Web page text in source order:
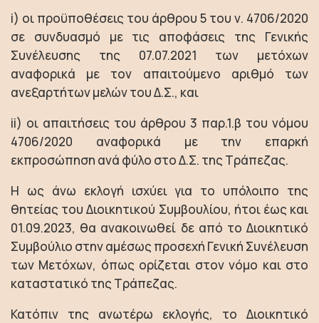
i) οι προϋποθέσεις του άρθρου 5 του ν. 4706/2020
σε συνδυασμό με τις αποφάσεις της Γενικής
Συνέλευσης της 07.07.2021 των μετόχων
αναφορικά με τον απαιτούμενο αριθμό των
ανεξαρτήτων μελών του Δ.Σ., και
ii) οι απαιτήσεις του άρθρου 3 παρ.1.β του νόμου
4706/2020 αναφορικά με την επαρκή
εκπροσώπηση ανά φύλο στο Δ.Σ. της Τράπεζας.
Η ως άνω εκλογή ισχύει για το υπόλοιπο της
θητείας του Διοικητικού Συμβουλίου, ήτοι έως και
01.09.2023, θα ανακοινωθεί δε από το Διοικητικό
Συμβούλιο στην αμέσως προσεχή Γενική Συνέλευση
των Μετόχων, όπως ορίζεται στον νόμο και στο
καταστατικό της Τράπεζας.
Κατόπιν της ανωτέρω εκλογής, το Διοικητικό